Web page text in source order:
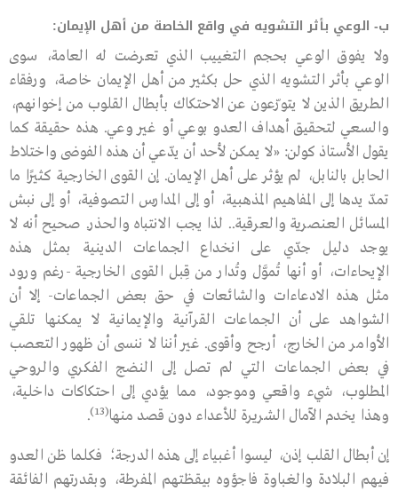
ب- الوعي بأثر التشويه في واقع الخاصة من أهل الإيمان:
ولا يفوق الوعي بحجم التغييب الذي تعرضت له العامة، سوى
الوعي بأثر التشويه الذي حل بكثير من أهل الإيمان خاصة، ورفقاء
الطريق الذين لا يتورّعون عن الاحتكاك بأبطال القلوب من إخوانهم،
والسعي لتحقيق أهداف العدو بوعي أو غير وعي. هذه حقيقة كما
يقول الأستاذ كولن: «لا يمكن لأحد أن يدّعي أن هذه الفوضى واختلاط
الحابل بالنابل، لم يؤثر على أهل الإيمان. إن القوى الخارجية كثيرًا ما
تمدّ يدها إلى المفاهيم المذهبية، أو إلى المدارس التصوفية، أو إلى نبش
المسائل العنصرية والعرقية.. لذا يجب الانتباه والحذر. صحيح أنه لا
يوجد دليل جدّي على انخداع الجماعات الدينية بمثل هذه
الإيحاءات، أو أنها تُموَّل وتُدار من قِبل القوى الخارجية -رغم ورود
مثل هذه الادعاءات والشائعات في حق بعض الجماعات- إلا أن
الشواهد على أن الجماعات القرآنية والإيمانية لا يمكنها تلقي
الأوامر من الخارج، أرجح وأقوى. غير أننا لا ننسى أن ظهور التعصب
في بعض الجماعات التي لم تصل إلى النضج الفكري والروحي
المطلوب، شيء واقعي وموجود، مما يؤدي إلى احتكاكات داخلية،
وهذا يخدم الآمال الشريرة للأعداء دون قصد منها(13)
.
إن أبطال القلب إذن، ليسوا أغبياء إلى هذه الدرجة؛ فكلما ظن العدو
فيهم البلادة والغباوة فاجؤوه بيقظتهم المفرطة، وبقدرتهم الفائقة